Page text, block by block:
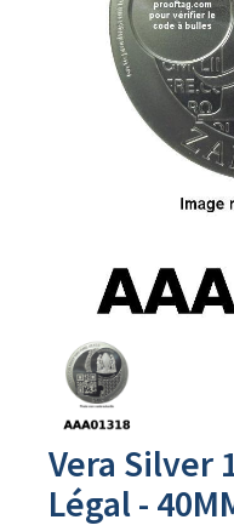
produit
Vera Silver
Légal -